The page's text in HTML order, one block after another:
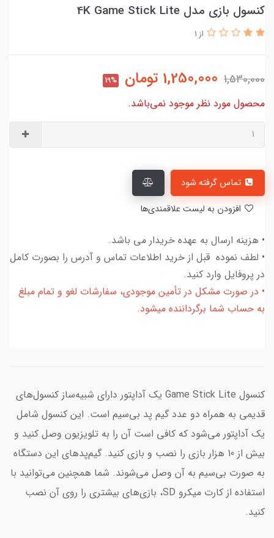
کنسول بازی مدل 4K Game Stick Lite
از 1
1,530,000
1,250,000 تومان 19%
محصول مورد نظر موجود نمی‌باشد.
تماس گرفته شود
• هزینه ارسال به عهده خریدار می باشد.
• لطف نموده قبل از خرید اطلاعات تماس و آدرس را بصورت کامل
در پروفایل وارد کنید.
• در صورت مشکل در تأمین موجودی، سفارشات لغو و تمام مبلغ
به حساب شما برگرداننده میشود.
کنسول Game Stick Lite یک آداپتور دارای شبیه‌ساز کنسول‌های
قدیمی به همراه دو عدد گیم پد بی‌سیم است. این کنسول شامل
یک آداپتور می‌شود که کافی است آن را به تلویزیون وصل کنید و
بیش از 10 هزار بازی را نصب و بازی کنید. گیم‌پدهای این دستگاه
به صورت بی‌سیم به آن وصل می‌شوند. شما همچنین می‌توانید با
استفاده از کارت میکرو SD، بازی‌های بیشتری را روی آن نصب
کنید.